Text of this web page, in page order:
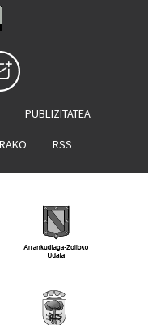
PUBLIZITATEA
RSS